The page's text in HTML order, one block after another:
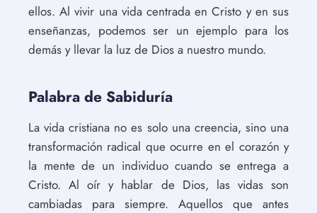
ellos. Al vivir una vida centrada en Cristo y en sus
enseñanzas, podemos ser un ejemplo para los
demás y llevar la luz de Dios a nuestro mundo.
Palabra de Sabiduría
La vida cristiana no es solo una creencia, sino una
transformación radical que ocurre en el corazón y
la mente de un individuo cuando se entrega a
Cristo. Al oír y hablar de Dios, las vidas son
cambiadas para siempre. Aquellos que antes